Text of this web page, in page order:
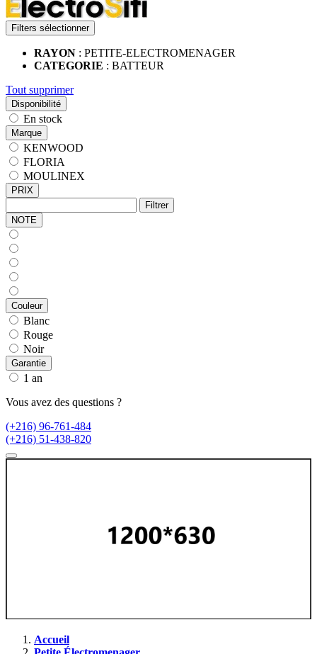
Filters sélectionner
RAYON : PETITE-ELECTROMENAGER
CATEGORIE : BATTEUR
Tout supprimer
Disponibilité
En stock
Marque
KENWOOD
FLORIA
MOULINEX
PRIX
Filtrer
NOTE
Couleur
Blanc
Rouge
Noir
Garantie
1 an
Vous avez des questions ?
(+216) 96-761-484
(+216) 51-438-820
Accueil